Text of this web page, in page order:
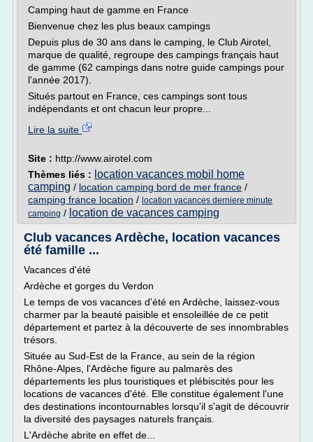
Camping haut de gamme en France
Bienvenue chez les plus beaux campings
Depuis plus de 30 ans dans le camping, le Club Airotel,
marque de qualité, regroupe des campings français haut
de gamme (62 campings dans notre guide campings pour
l'année 2017).
Situés partout en France, ces campings sont tous
indépendants et ont chacun leur propre...
Lire la suite
Site : http://www.airotel.com
Thèmes liés : location vacances mobil home
camping / location camping bord de mer france /
camping france location / location vacances derniere minute
camping / location de vacances camping
Club vacances Ardèche, location vacances
été famille ...
Vacances d'été
Ardèche et gorges du Verdon
Le temps de vos vacances d'été en Ardèche, laissez-vous
charmer par la beauté paisible et ensoleillée de ce petit
département et partez à la découverte de ses innombrables
trésors.
Située au Sud-Est de la France, au sein de la région
Rhône-Alpes, l'Ardèche figure au palmarès des
départements les plus touristiques et plébiscités pour les
locations de vacances d'été. Elle constitue également l'une
des destinations incontournables lorsqu'il s'agit de découvrir
la diversité des paysages naturels français.
L'Ardèche abrite en effet de...